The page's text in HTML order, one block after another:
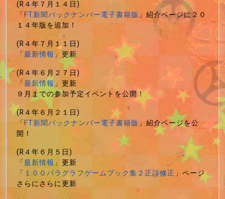
(R４年７月１４日)
「FT新聞バックナンバー電子書籍版」紹介ページに２０
１４年版を追加！
(R４年７月１１日)
「最新情報」更新
(R４年６月２７日)
「最新情報」更新
９月までの参加予定イベントを公開！
(R４年６月２１日)
「FT新聞バックナンバー電子書籍版」紹介ページを公
開！
(R４年６月５日)
「最新情報」更新
「 １００パラグラフゲームブック集２正誤修正」ページ
さらにさらに更新